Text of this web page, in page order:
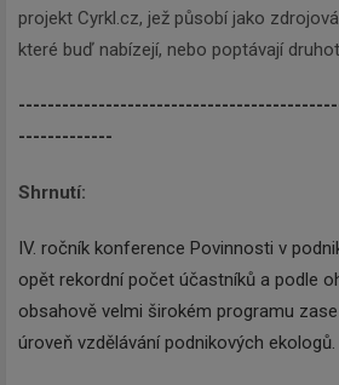
projekt Cyrkl.cz, jež působí jako
které buď nabízejí, nebo poptávají
-------------
Shrnutí:
IV. ročník konference Povinnosti v
opět rekordní počet účastníků a podle
obsahově velmi širokém programu
úroveň vzdělávání podnikových ekologů.